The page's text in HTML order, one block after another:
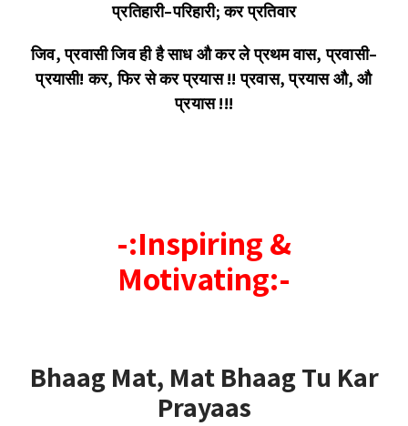
प्रतिहारी–परिहारी;करप्रतिवार
जिव,प्रवासीजिवहीहैसाधऔकरलेप्रथमवास,प्रवासी–
प्रयासी!कर,फिरसेकरप्रयास!!प्रवास,प्रयास औ, औ
प्रयास!!!
-:Inspiring &
Motivating:-
Bhaag Mat, Mat Bhaag Tu Kar
Prayaas